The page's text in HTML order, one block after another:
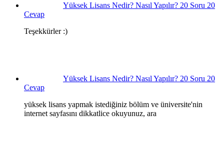
Yüksek Lisans Nedir? Nasıl Yapılır? 20 Soru 20
Cevap
Teşekkürler :)
Yüksek Lisans Nedir? Nasıl Yapılır? 20 Soru 20
Cevap
yüksek lisans yapmak istediğiniz bölüm ve üniversite'nin
internet sayfasını dikkatlice okuyunuz, ara